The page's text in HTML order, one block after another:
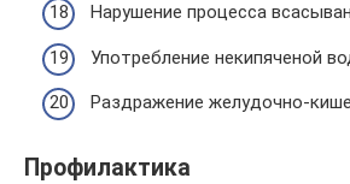
Нарушение процесса
Употребление некипяченой
Раздражение желудочно-
Профилактика